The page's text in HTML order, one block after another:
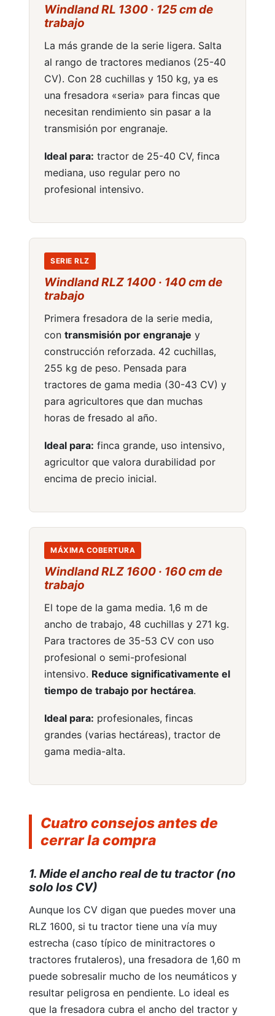
Windland RL 1300 · 125 cm de
trabajo
La más grande de la serie ligera. Salta
al rango de tractores medianos (25-40
CV). Con 28 cuchillas y 150 kg, ya es
una fresadora «seria» para fincas que
necesitan rendimiento sin pasar a la
transmisión por engranaje.
Ideal para: tractor de 25-40 CV, finca
mediana, uso regular pero no
profesional intensivo.
SERIE RLZ
Windland RLZ 1400 · 140 cm de
trabajo
Primera fresadora de la serie media,
con transmisión por engranaje y
construcción reforzada. 42 cuchillas,
255 kg de peso. Pensada para
tractores de gama media (30-43 CV) y
para agricultores que dan muchas
horas de fresado al año.
Ideal para: finca grande, uso intensivo,
agricultor que valora durabilidad por
encima de precio inicial.
MÁXIMA COBERTURA
Windland RLZ 1600 · 160 cm de
trabajo
El tope de la gama media. 1,6 m de
ancho de trabajo, 48 cuchillas y 271 kg.
Para tractores de 35-53 CV con uso
profesional o semi-profesional
intensivo. Reduce significativamente el
tiempo de trabajo por hectárea.
Ideal para: profesionales, fincas
grandes (varias hectáreas), tractor de
gama media-alta.
Cuatro consejos antes de
cerrar la compra
1. Mide el ancho real de tu tractor (no
solo los CV)
Aunque los CV digan que puedes mover una
RLZ 1600, si tu tractor tiene una vía muy
estrecha (caso típico de minitractores o
tractores frutaleros), una fresadora de 1,60 m
puede sobresalir mucho de los neumáticos y
resultar peligrosa en pendiente. Lo ideal es
que la fresadora cubra el ancho del tractor y